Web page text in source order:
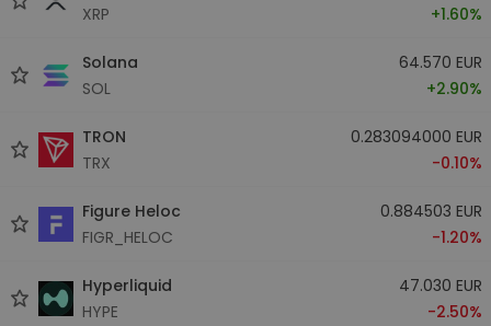
XRP
+1.60%
Solana
SOL
64.570 EUR
+2.90%
TRON
TRX
0.283094000 EUR
-0.10%
Figure Heloc
FIGR_HELOC
0.884503 EUR
-1.20%
Hyperliquid
HYPE
47.030 EUR
-2.50%